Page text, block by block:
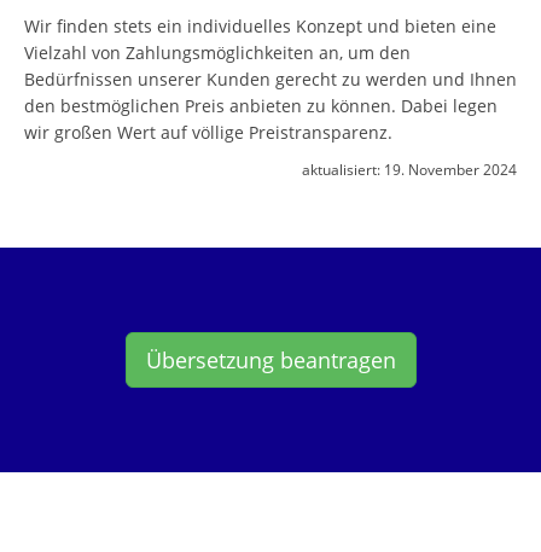
Wir finden stets ein individuelles Konzept und bieten eine
Vielzahl von Zahlungsmöglichkeiten an, um den
Bedürfnissen unserer Kunden gerecht zu werden und Ihnen
den bestmöglichen Preis anbieten zu können. Dabei legen
wir großen Wert auf völlige Preistransparenz.
aktualisiert: 19. November 2024
Übersetzung beantragen